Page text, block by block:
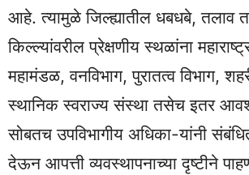
आहे. त्यामुळे जिल्ह्यातील धबधबे, तलाव
किल्ल्यांवरील प्रेक्षणीय स्थळांना
महामंडळ, वनविभाग, पुरातत्व विभाग,
स्थानिक स्वराज्य संस्था तसेच इतर
सोबतच उपविभागीय अधिका-यांनी
देऊन आपत्ती व्यवस्थापनाच्या दृष्टीने